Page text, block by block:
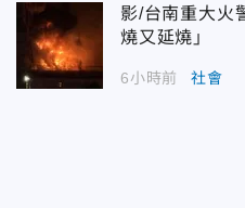
影/台南重大火
燒又延燒」
6小時前 社會